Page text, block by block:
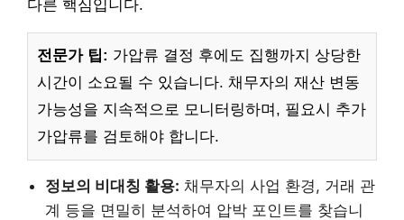
다른 핵심입니다.
전문가 팁: 가압류 결정 후에도 집행까지 상당한
시간이 소요될 수 있습니다. 채무자의 재산 변동
가능성을 지속적으로 모니터링하며, 필요시 추가
가압류를 검토해야 합니다.
정보의 비대칭 활용: 채무자의 사업 환경, 거래 관
계 등을 면밀히 분석하여 압박 포인트를 찾습니